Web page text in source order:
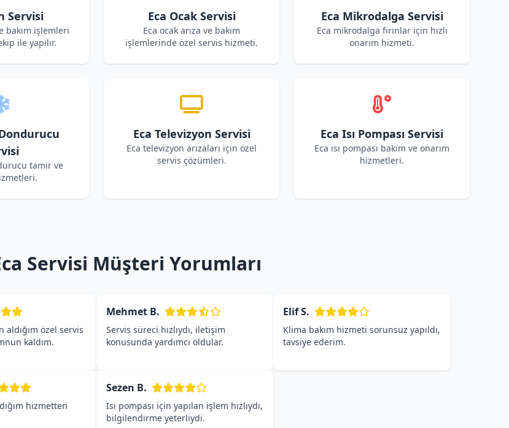
Servisi
bakım işlemleri
ile yapılır.
Eca Ocak Servisi
Eca ocak arıza ve bakım
işlemlerinde özel servis hizmeti.
Eca Mikrodalga Servisi
Eca mikrodalga fırınlar için hızlı
onarım hizmeti.
tamir ve
Eca Televizyon Servisi
Eca televizyon arızaları için özel
servis çözümleri.
Eca Isı Pompası Servisi
Eca ısı pompası bakım ve onarım
hizmetleri.
Servisi Müşteri Yorumları
aldığım özel servis
kaldım.
Mehmet B.
Servis süreci hızlıydı, iletişim
konusunda yardımcı oldular.
Elif S.
Klima bakım hizmeti sorunsuz yapıldı,
tavsiye ederim.
hizmetten
Sezen B.
Isı pompası için yapılan işlem hızlıydı,
bilgilendirme yeterliydi.